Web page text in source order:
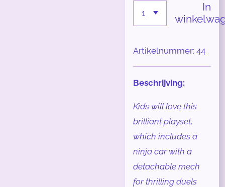
In
Artikelnummer: 44
Beschrijving:
Kids will love this
brilliant playset,
which includes a
ninja car with a
detachable mech
for thrilling duels